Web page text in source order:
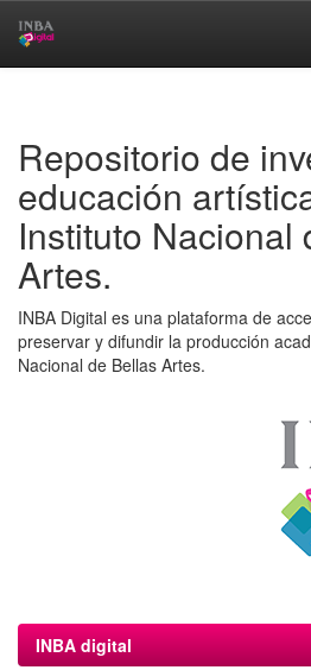
Repositorio de
educación
Instituto Nacional
Artes.
INBA Digital es una plataforma de
preservar y difundir la producción
Nacional de Bellas Artes.
INBA digital